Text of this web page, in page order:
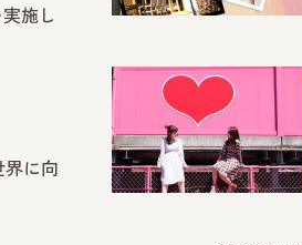
施し
界に向